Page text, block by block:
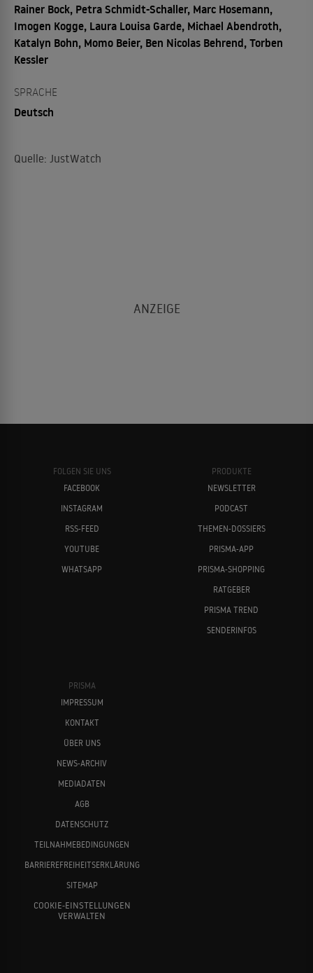
Rainer Bock, Petra Schmidt-Schaller, Marc Hosemann,
Imogen Kogge, Laura Louisa Garde, Michael Abendroth,
Katalyn Bohn, Momo Beier, Ben Nicolas Behrend, Torben
Kessler
SPRACHE
Deutsch
Quelle: JustWatch
FOLGEN SIE UNS
FACEBOOK
INSTAGRAM
RSS-FEED
YOUTUBE
WHATSAPP
PRODUKTE
NEWSLETTER
PODCAST
THEMEN-DOSSIERS
PRISMA-APP
PRISMA-SHOPPING
RATGEBER
PRISMA TREND
SENDERINFOS
PRISMA
IMPRESSUM
KONTAKT
ÜBER UNS
NEWS-ARCHIV
MEDIADATEN
AGB
DATENSCHUTZ
TEILNAHMEBEDINGUNGEN
BARRIEREFREIHEITSERKLÄRUNG
SITEMAP
COOKIE-EINSTELLUNGEN
VERWALTEN